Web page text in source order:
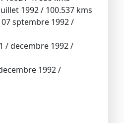
1992 / 100.537 kms
sptembre 1992 /
/ decembre 1992 /
1992 /